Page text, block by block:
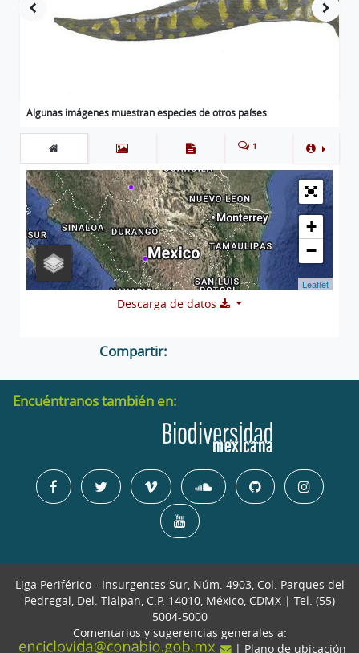
Algunas imágenes muestran especies de otros países
1
+
−
Leaflet
Descarga de datos
Compartir:
Encuéntranos también en:
Liga Periférico - Insurgentes Sur, Núm. 4903, Col. Parques del
Pedregal, Del. Tlalpan, C.P. 14010, México, CDMX | Tel. (55)
5004-5000
Comentarios y sugerencias generales a:
| Plano de ubicación